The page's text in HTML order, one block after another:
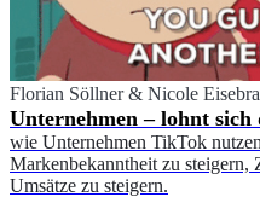
Florian Söllner& Nicole
Unternehmen – lohnt sich
wie Unternehmen TikTok
Markenbekanntheit zu steigern,
Umsätze zu steigern.